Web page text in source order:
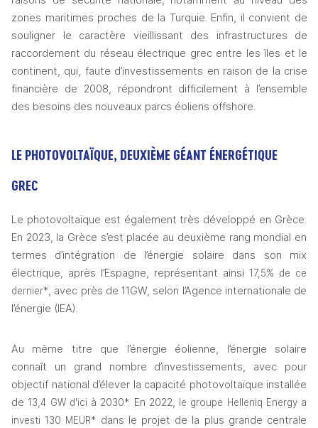
zones maritimes proches de la Turquie. Enfin, il convient de
souligner le caractère vieillissant des infrastructures de
raccordement du réseau électrique grec entre les îles et le
continent, qui, faute d’investissements en raison de la crise
financière de 2008, répondront difficilement à l’ensemble
des besoins des nouveaux parcs éoliens offshore.
LE PHOTOVOLTAÏQUE, DEUXIÈME GÉANT ÉNERGÉTIQUE
GREC
Le photovoltaïque est également très développé en Grèce.
En 2023, la Grèce s’est placée au deuxième rang mondial en
termes d’intégration de l’énergie solaire dans son mix
électrique, après l’Espagne, représentant ainsi 17,5% de ce
dernier*, avec près de 11GW, selon l’Agence internationale de
l’énergie (IEA).
Au même titre que l’énergie éolienne, l’énergie solaire
connaît un grand nombre d’investissements, avec pour
objectif national d’élever la capacité photovoltaïque installée
de 13,4 GW d'ici à 2030*. En 2022,
le groupe Helleniq Energy a
investi 130 MEUR* dans le projet de la plus grande centrale